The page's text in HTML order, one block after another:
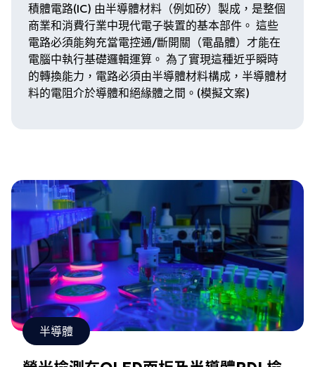
積體電路(IC) 由半導體材料（例如矽）製成，是整個
商業和消費行業中現代電子裝置的基本部件。 這些
電路必須能夠充當電控通/斷開關（電晶體）才能在
電腦中執行基礎邏輯運算。 為了實現這種近乎瞬時
的轉換能力，電路必須由半導體材料構成，半導體材
料的電阻介於導體和絕緣體之間。(模擬文案)
半導體